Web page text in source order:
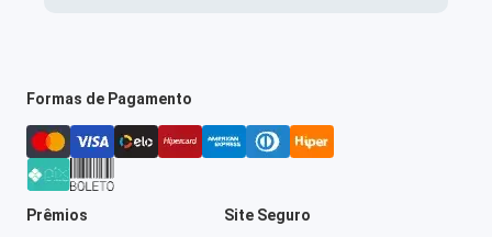
Formas de Pagamento
Prêmios Site Seguro